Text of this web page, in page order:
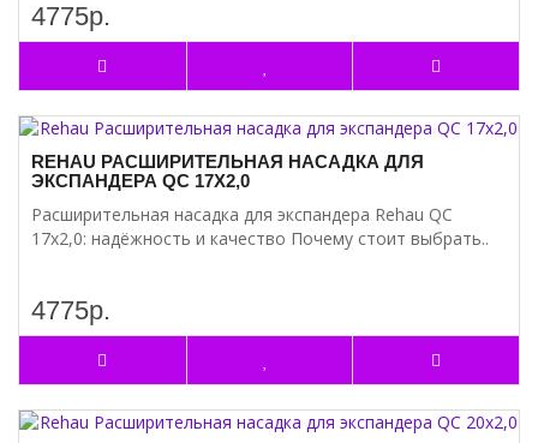
4775р.
REHAU РАСШИРИТЕЛЬНАЯ НАСАДКА ДЛЯ
ЭКСПАНДЕРА QC 17Х2,0
Расширительная насадка для экспандера Rehau QC
17х2,0: надёжность и качество Почему стоит выбрать..
4775р.